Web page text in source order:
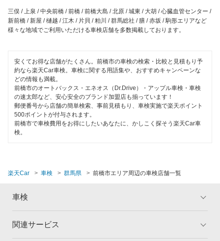
閉じる
三俣 / 上泉 / 中央前橋 / 前橋 / 前橋大島 / 北原 / 城東 / 大胡 / 心臓血管センター /
新前橋 / 新屋 / 樋越 / 江木 / 片貝 / 粕川 / 群馬総社 / 膳 / 赤坂 / 駒形エリアなど
様々な地域でご利用いただける車検店舗を多数掲載しております。
安くてお得な店舗がたくさん。前橋市の車検の検索・比較と見積もり予
約なら楽天Car車検。車検に関する用語集や、おすすめキャンペーンな
どの情報も満載。
前橋市のオートバックス・エネオス（Dr.Drive）・アップル車検・車検
の速太郎など、安心安全のブランド加盟店も揃っています！
郵便番号から店舗の簡単検索、事前見積もり、車検実施で楽天ポイント
500ポイントが付与されます。
前橋市で車検費用をお得にしたいあなたに、かしこく探そう楽天Car車
検。
楽天Car 車検 群馬県 前橋市エリア周辺の車検店舗一覧
車検
トップ
関連サービス